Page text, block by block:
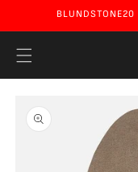
passer au
contenu
informations
produits